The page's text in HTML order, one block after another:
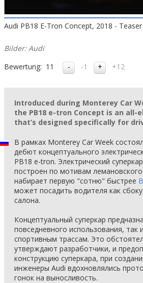
Audi PB18 E-Tron Concept, 2018 - Teaser
Bilder: Audi
Bewertung: 11 -1 +12
Introduced during Monterey Car
the PB18 e-tron Concept is an all-
that’s designed specifically for
В рамках Monterey Car Week
дебют концептуального
PB18 e-tron. Электрический
построен по мотивам
набирает первую "сотню" быстрее
может посадить водителя как
салона.
Концептуальный суперкар
повседневного использования, так
спортивным трассам. Это
утверждают разработчики, и
конструкцию суперкара, при
инженеры Audi вдохновлялись
гонок на выносливость.